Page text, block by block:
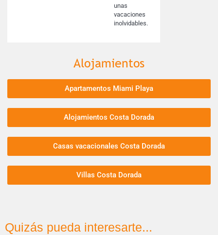
unas
vacaciones
inolvidables.
Alojamientos
Apartamentos Miami Playa
Alojamientos Costa Dorada
Casas vacacionales Costa Dorada
Villas Costa Dorada
Quizás pueda interesarte...